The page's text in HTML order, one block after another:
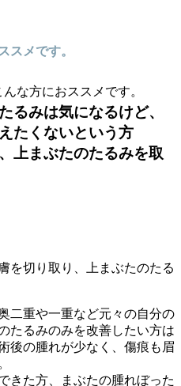
スメです。
んな方におススメです。
るみは気になるけど、
たくないという方
上まぶたのたるみを取
を切り取り、上まぶたのたる
二重や一重など元々の自分の
たるみのみを改善したい方は
後の腫れが少なく、傷痕も眉
きた方、まぶたの腫れぼった